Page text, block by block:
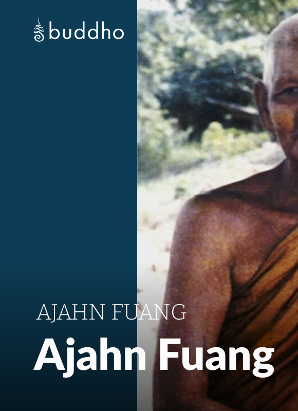
EN
AJAHN FUANG
Ajahn Fuang